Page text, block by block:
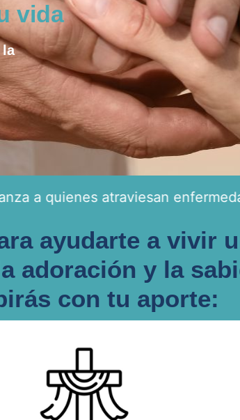
vida
la
atraviesan enfermedades
ayudarte a vivir
adoración y la
con tu aporte: